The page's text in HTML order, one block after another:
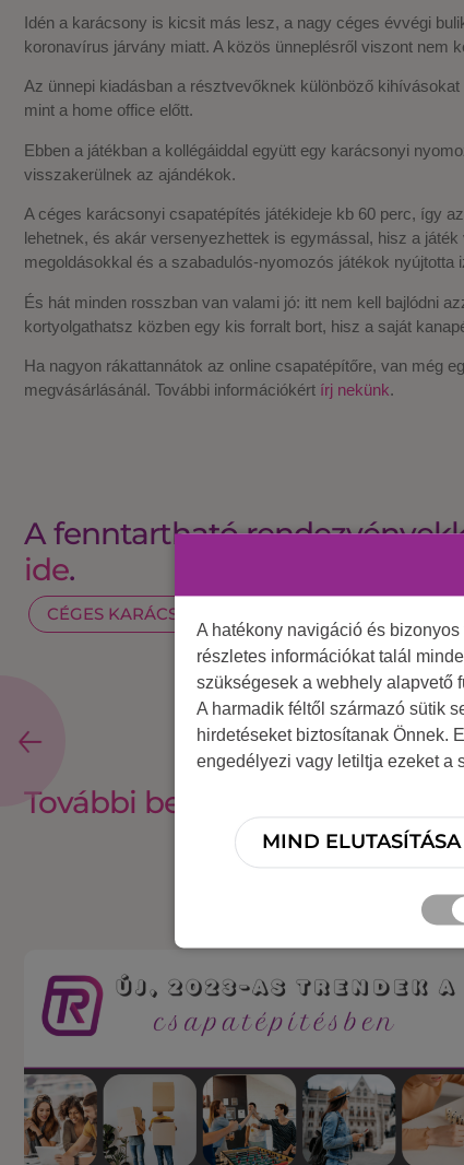
Idén a karácsony is kicsit más lesz, a nagy céges évvégi
koronavírus járvány miatt. A közös ünneplésről viszont nem
Az ünnepi kiadásban a résztvevőknek különböző
mint a home office előtt.
Ebben a játékban a kollégáiddal együtt egy karácsonyi
visszakerülnek az ajándékok.
A céges karácsonyi csapatépítés játékideje kb 60 perc, így
lehetnek, és akár versenyezhettek is egymással, hisz a
megoldásokkal és a szabadulós-nyomozós játékok nyújtotta
És hát minden rosszban van valami jó: itt nem kell bajlódni
kortyolgathatsz közben egy kis forralt bort, hisz a saját
Ha nagyon rákattannátok az online csapatépítőre, van még
megvásárlásánál. További információkért írj nekünk.
A fenntartható
ide.
CÉGES KARÁCSONY
További bejegyzések
A hatékony navigáció és
részletes információkat talál
szükségesek a webhely alapvető
A harmadik féltől származó sütik
hirdetéseket biztosítanak Önnek.
engedélyezi vagy letiltja ezeket a
MIND ELUTASÍTÁSA